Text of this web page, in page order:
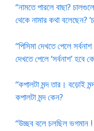
“নামতে পারলে বাছা?
থেকে নামার কথা বলেছেন?
“পিসিমা দেখতে পেলে
দেখতে পেলে ‘সর্বনাশ’ হবে
“কপালটা মন্দ তার। বড়োই
কপালটা মন্দ কেন?
“উচ্ছব বলে চলছিল ভগমান